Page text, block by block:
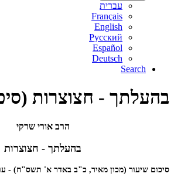
עברית
Français
English
Русский
Español
Deutsch
Search
בהעלתך - חצוצרות
הרב אורי שרקי
בהעלתך - חצוצרות
סיכום שיעור (מכון מאיר, כ"ב באדר א' תשס"ח) -